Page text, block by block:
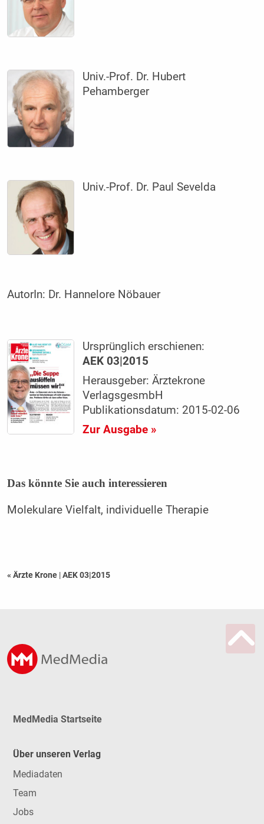
Univ.-Prof. Dr. Hubert
Pehamberger
Univ.-Prof. Dr. Paul Sevelda
AutorIn: Dr. Hannelore Nöbauer
Ursprünglich erschienen:
AEK 03|2015
Herausgeber: Ärztekrone
VerlagsgesmbH
Publikationsdatum: 2015-02-06
Zur Ausgabe »
Das könnte Sie auch interessieren
Molekulare Vielfalt, individuelle Therapie
« Ärzte Krone |AEK 03|2015
MedMedia Startseite
Über unseren Verlag
Mediadaten
Team
Jobs